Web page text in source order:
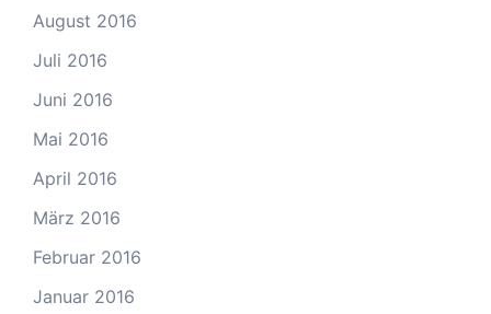
August 2016
Juli 2016
Juni 2016
Mai 2016
April 2016
März 2016
Februar 2016
Januar 2016